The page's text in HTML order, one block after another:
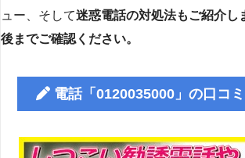
ュー、そして迷惑電話の対処法もご紹介し
後までご確認ください。
電話「0120035000」の口コ